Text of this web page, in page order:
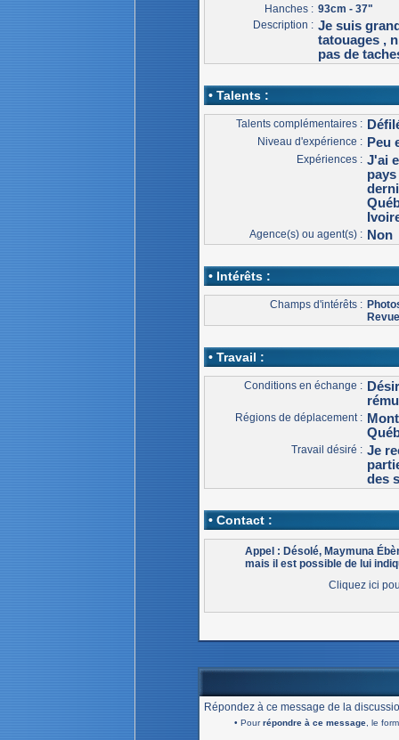
Hanches : 93cm - 37"
Description : Je suis
tatouages ,
pas de
• Talents :
Talents complémentaires :
Niveau d'expérience : Peu
Expériences : J'ai
Agence(s) ou agent(s) : Non
• Intérêts :
Champs d'intérêts :
• Travail :
Conditions en échange :
Régions de déplacement :
Travail désiré : Je
des
• Contact :
Appel : Désolé, Maymuna
mais il est possible de lui
Cliquez ici
Répondez à ce message de la
• Pourrépondre à ce message, le